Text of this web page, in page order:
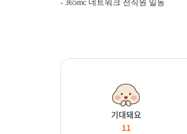
- 365mc 네트워크 전직원 일동
기대돼요
11